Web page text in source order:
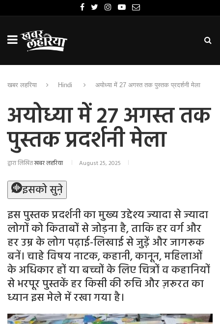
खबर लहरिया Hindi अयोध्या में 27 अगस्त तक पुस्तक प्रदर्शनी मेला
अयोध्या में 27 अगस्त तक
पुस्तक प्रदर्शनी मेला
द्वारा लिखितखबर लहरिया August 25, 2025
इसको सुने़
इस पुस्तक प्रदर्शनी का मुख्य उद्देश्य ज्यादा से ज्यादा
लोगों को किताबों से जोड़ना है, ताकि हर वर्ग और
हर उम्र के लोग पढ़ाई-लिखाई से जुड़ें और जागरूक
बनें। चाहे विषय नाटक, कहानी, कानून, महिलाओं
के अधिकार हों या बच्चों के लिए चित्रों व कहानियों
से भरपूर पुस्तकें हर किसी की रुचि और ज़रूरत का
ध्यान इस मेले में रखा गया है।